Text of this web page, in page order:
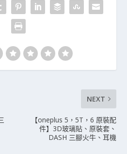
NEXT
【oneplus 5，5T，6 原裝配
件】3D玻璃貼、原裝套、
DASH 三腳火牛、耳機